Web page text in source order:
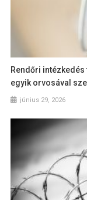
Rendőri
egyik orvosával
június 29, 2026